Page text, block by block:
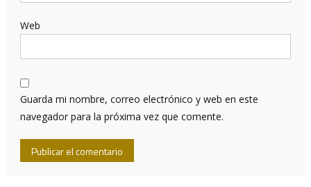
Web
Guarda mi nombre, correo electrónico y web en este
navegador para la próxima vez que comente.